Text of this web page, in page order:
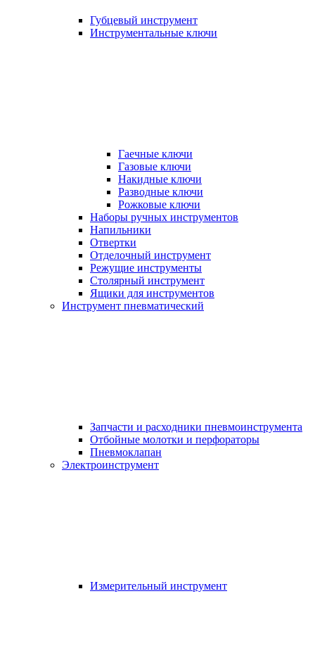
Губцевый инструмент
Инструментальные ключи
Гаечные ключи
Газовые ключи
Накидные ключи
Разводные ключи
Рожковые ключи
Наборы ручных инструментов
Напильники
Отвертки
Отделочный инструмент
Режущие инструменты
Столярный инструмент
Ящики для инструментов
Инструмент пневматический
Запчасти и расходники пневмоинструмента
Отбойные молотки и перфораторы
Пневмоклапан
Электроинструмент
Измерительный инструмент